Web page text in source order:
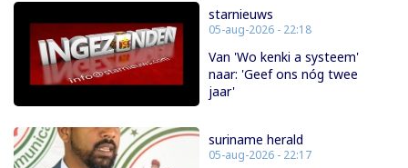
starnieuws
05-aug-2026 - 22:18
Van 'Wo kenki a systeem'
naar: 'Geef ons nóg twee
jaar'
suriname herald
05-aug-2026 - 22:17